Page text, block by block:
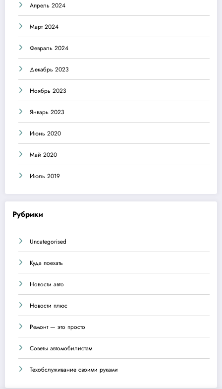
Апрель 2024
Март 2024
Февраль 2024
Декабрь 2023
Ноябрь 2023
Январь 2023
Июнь 2020
Май 2020
Июль 2019
Рубрики
Uncategorised
Куда поехать
Новости авто
Новости плюс
Ремонт — это просто
Советы автомобилистам
Техобслуживание своими руками